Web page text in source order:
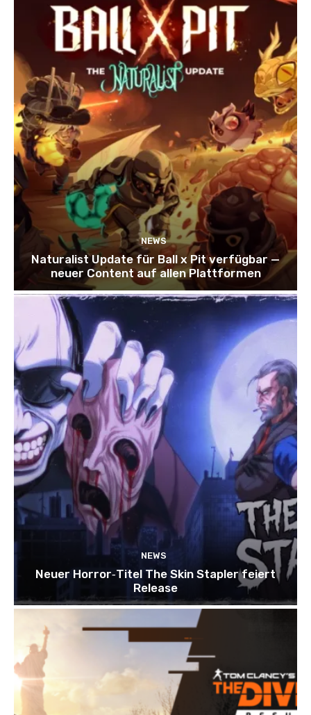
NEWS
Naturalist Update für Ball x Pit verfügbar —
neuer Content auf allen Plattformen
NEWS
Neuer Horror‑Titel The Skin Stapler feiert
Release